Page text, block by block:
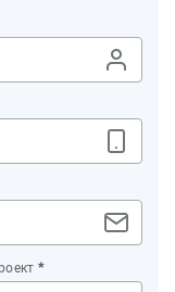
*